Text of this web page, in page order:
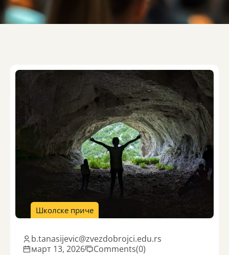
Школске приче
b.tanasijevic@zvezdobrojci.edu.rs
март 13, 2026
Comments(0)